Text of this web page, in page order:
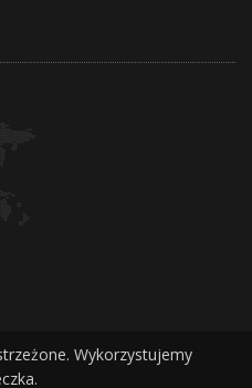
Wykorzystujemy